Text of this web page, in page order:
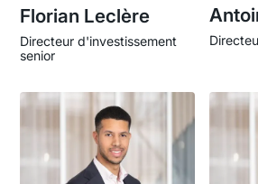
Florian Leclère
Directeur d'investissement
senior